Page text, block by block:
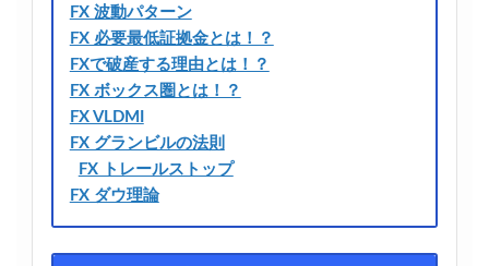
FX 波動パターン
FX 必要最低証拠金とは！？
FXで破産する理由とは！？
FX ボックス圏とは！？
FX VLDMI
FX グランビルの法則
FX トレールストップ
FX ダウ理論